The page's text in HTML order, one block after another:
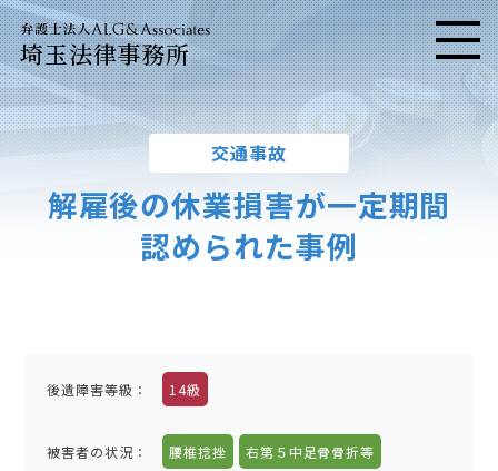
埼玉法律事務所 メニ
交通事故
解雇後の休業損害が一定期間
認められた事例
後遺障害等級： 14級
被害者の状況： 腰椎捻挫 右第５中足骨骨折等